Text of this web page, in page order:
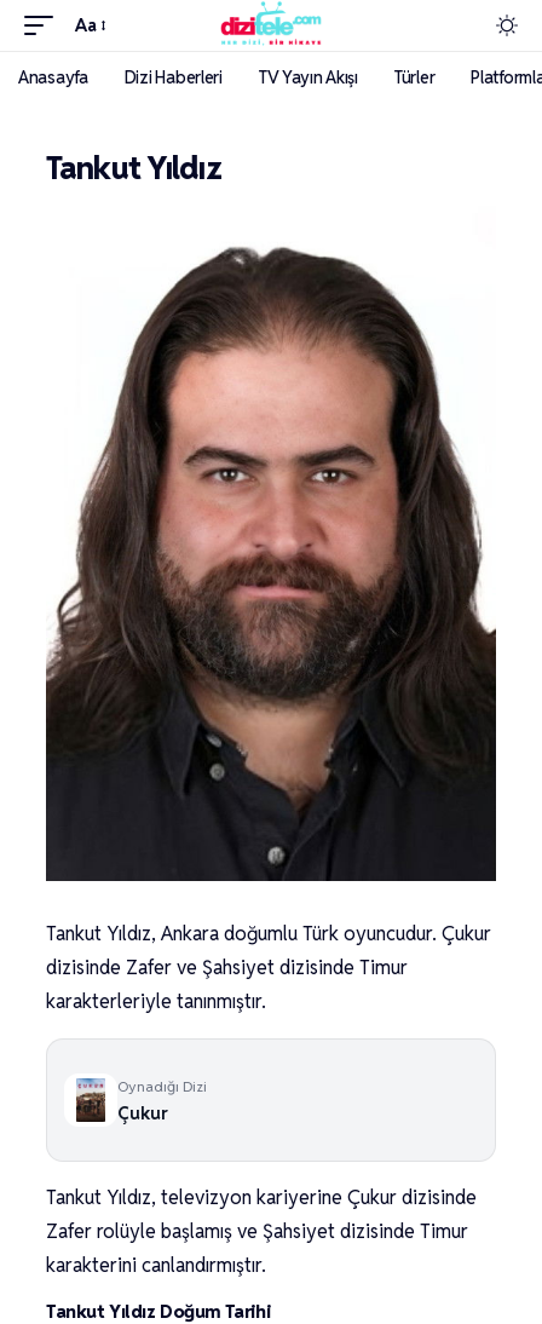
Aa
Anasayfa Dizi Haberleri TV Yayın Akışı Türler
Tankut Yıldız
Tankut Yıldız, Ankara doğumlu Türk oyuncudur. Çukur
dizisinde Zafer ve Şahsiyet dizisinde Timur
karakterleriyle tanınmıştır.
Oynadığı Dizi
Çukur
Tankut Yıldız, televizyon kariyerine Çukur dizisinde
Zafer rolüyle başlamış ve Şahsiyet dizisinde Timur
karakterini canlandırmıştır.
Tankut Yıldız Doğum Tarihi